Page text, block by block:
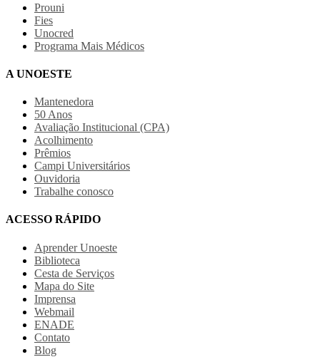
Prouni
Fies
Unocred
Programa Mais Médicos
A UNOESTE
Mantenedora
50 Anos
Avaliação Institucional (CPA)
Acolhimento
Prêmios
Campi Universitários
Ouvidoria
Trabalhe conosco
ACESSO RÁPIDO
Aprender Unoeste
Biblioteca
Cesta de Serviços
Mapa do Site
Imprensa
Webmail
ENADE
Contato
Blog